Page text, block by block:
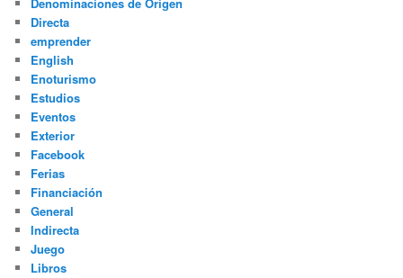
Denominaciones de Origen
Directa
emprender
English
Enoturismo
Estudios
Eventos
Exterior
Facebook
Ferias
Financiación
General
Indirecta
Juego
Libros